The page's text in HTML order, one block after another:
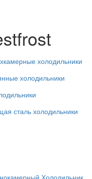
холодильники
холодильники
сталь холодильники
Холодильник